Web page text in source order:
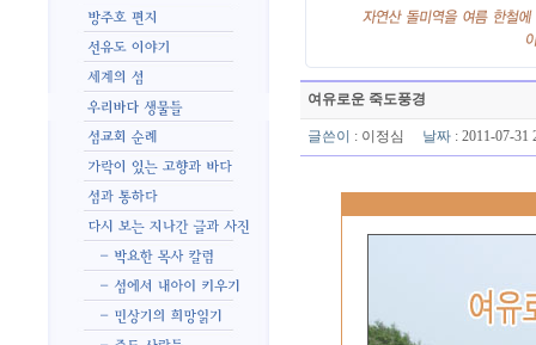
여유로운 죽도풍경
글쓴이 : 이정심 날짜: 2011-07-